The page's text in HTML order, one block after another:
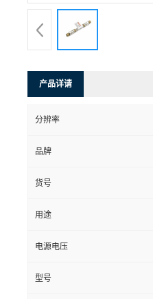
产品详请
分辨率
品牌
货号
用途
电源电压
型号